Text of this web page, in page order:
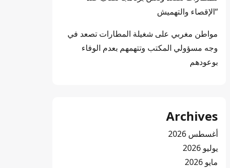
“الإقصاء والتهميش
مواطن مغربي على شغيلة المطارات تصعد في
وجه مسؤولي المكتب وتتهمهم بعدم الوفاء
بوعودهم
Archives
أغسطس 2026
يوليو 2026
مايو 2026